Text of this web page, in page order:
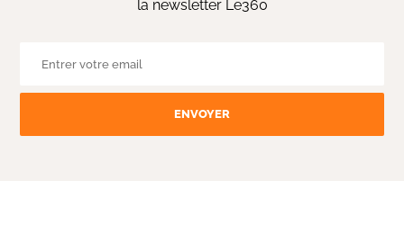
la newsletter Le360
ENVOYER